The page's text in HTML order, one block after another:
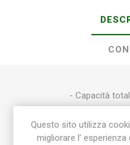
- Capacità
-
Questo sito utilizza
migliorare l’